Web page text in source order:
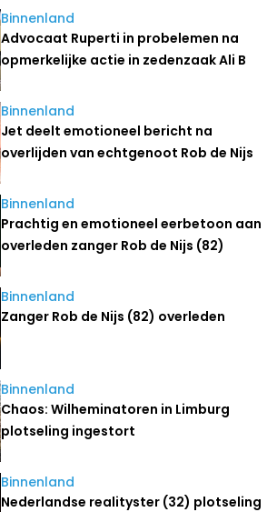
Binnenland
Advocaat Ruperti in probelemen na
opmerkelijke actie in zedenzaak Ali B
Binnenland
Jet deelt emotioneel bericht na
overlijden van echtgenoot Rob de Nijs
Binnenland
Prachtig en emotioneel eerbetoon aan
overleden zanger Rob de Nijs (82)
Binnenland
Zanger Rob de Nijs (82) overleden
Binnenland
Chaos: Wilheminatoren in Limburg
plotseling ingestort
Binnenland
Nederlandse realityster (32) plotseling